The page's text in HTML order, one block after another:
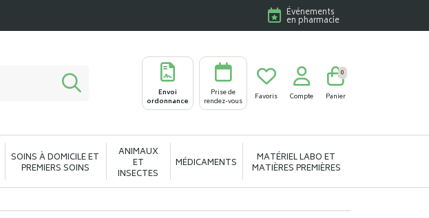
Événements
en pharmacie
Envoi
ordonnance
Prise de
rendez-vous
Favoris Compte Panier
0
SOINS À DOMICILE ET
PREMIERS SOINS
ANIMAUX
ET
INSECTES
MÉDICAMENTS MATÉRIEL LABO ET
MATIÈRES PREMIÈRES